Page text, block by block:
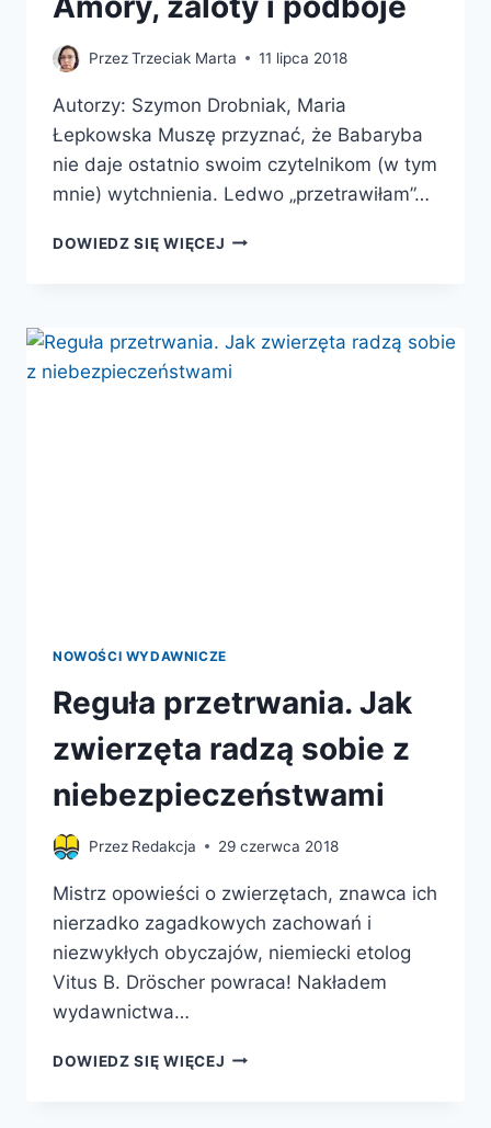
PrzezTrzeciak Marta 11 lipca 2018
Autorzy: Szymon Drobniak, Maria
Łepkowska Muszę przyznać, że Babaryba
nie daje ostatnio swoim czytelnikom (w tym
mnie) wytchnienia. Ledwo „przetrawiłam”…
DOWIEDZ SIĘ WIĘCEJ AMORY,
NOWOŚCI WYDAWNICZE
Reguła przetrwania. Jak
zwierzęta radzą sobie z
niebezpieczeństwami
Przez Redakcja 29 czerwca 2018
Mistrz opowieści o zwierzętach, znawca ich
nierzadko zagadkowych zachowań i
niezwykłych obyczajów, niemiecki etolog
Vitus B. Dröscher powraca! Nakładem
wydawnictwa…
DOWIEDZ SIĘ WIĘCEJ REGUŁA